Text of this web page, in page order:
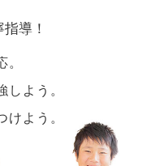
導！
。
しよう。
けよう。